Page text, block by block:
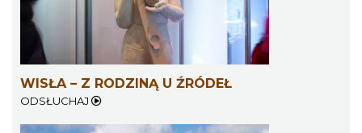
WISŁA – Z RODZINĄ U ŹRÓDEŁ
ODSŁUCHAJ